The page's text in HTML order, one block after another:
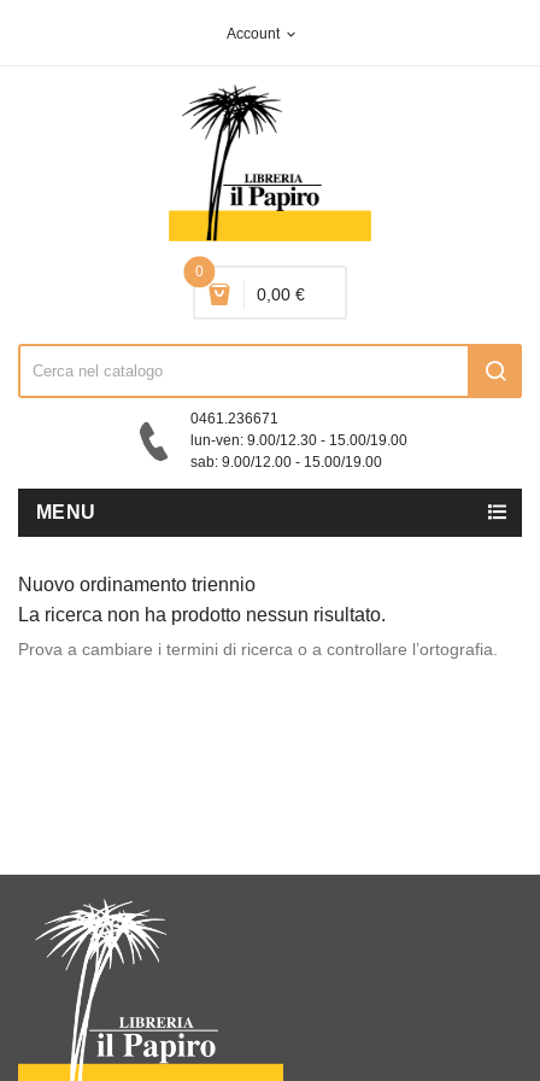
Account expand_more
0
0,00 €
0461.236671
lun-ven: 9.00/12.30 - 15.00/19.00
sab: 9.00/12.00 - 15.00/19.00
MENU
Nuovo ordinamento triennio
La ricerca non ha prodotto nessun risultato.
Prova a cambiare i termini di ricerca o a controllare l’ortografia.